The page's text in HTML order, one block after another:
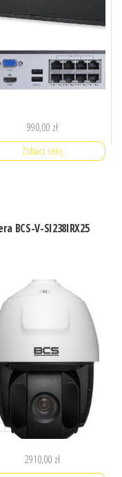
990,00 zł
Zobacz cenę
BCS-V-SI238IRX25
2910,00 zł